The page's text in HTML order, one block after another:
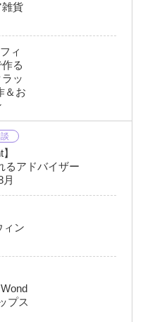
雑貨
ィ
る
ッ
＆お
るアドバイザー
月
ィン
プス